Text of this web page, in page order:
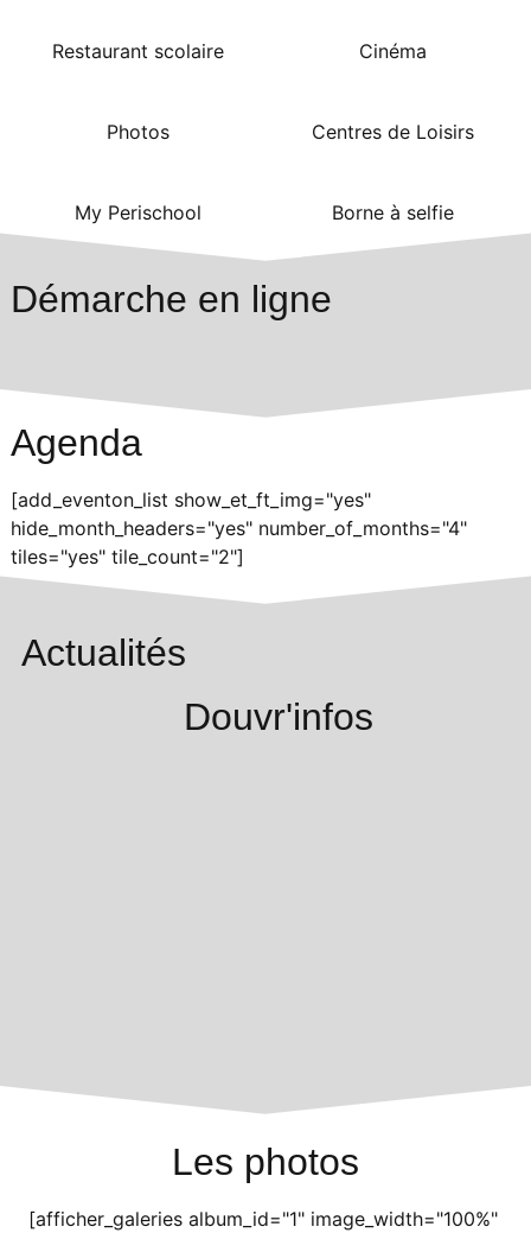
Restaurant scolaire Cinéma
Photos Centres de Loisirs
My Perischool Borne à selfie
Démarche en ligne
Agenda
[add_eventon_list show_et_ft_img="yes"
hide_month_headers="yes" number_of_months="4"
tiles="yes" tile_count="2"]
Actualités
Douvr'infos
Les photos
[afficher_galeries album_id="1" image_width="100%"